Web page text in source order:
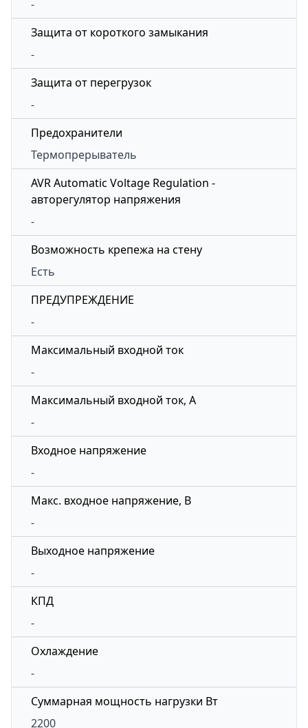
-
Защита от короткого замыкания
-
Защита от перегрузок
-
Предохранители
Термопрерыватель
AVR Automatic Voltage Regulation -
авторегулятор напряжения
-
Возможность крепежа на стену
Есть
ПРЕДУПРЕЖДЕНИЕ
-
Максимальный входной ток
-
Максимальный входной ток, А
-
Входное напряжение
-
Макс. входное напряжение, В
-
Выходное напряжение
-
КПД
-
Охлаждение
-
Суммарная мощность нагрузки Вт
2200